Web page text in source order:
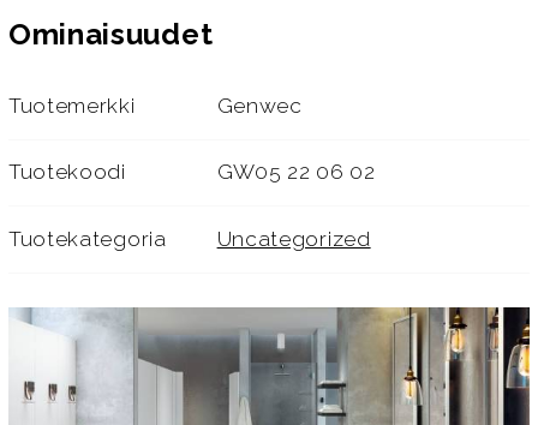
Ominaisuudet
Tuotemerkki Genwec
Tuotekoodi GW05 22 06 02
Tuotekategoria Uncategorized